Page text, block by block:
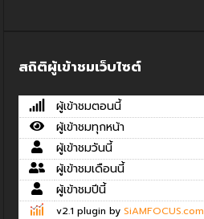
สถิติผู้เข้าชมเว็บไซต์
ผู้เข้าชมตอนนี้
ผู้เข้าชมทุกหน้า
ผู้เข้าชมวันนี้
ผู้เข้าชมเดือนนี้
ผู้เข้าชมปีนี้
v2.1 plugin by SiAMFOCUS.com